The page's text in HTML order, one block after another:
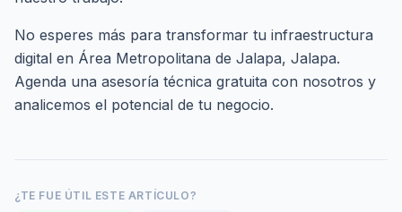
No esperes más para transformar tu infraestructura
digital en Área Metropolitana de Jalapa, Jalapa.
Agenda una asesoría técnica gratuita con nosotros y
analicemos el potencial de tu negocio.
¿TE FUE ÚTIL ESTE ARTÍCULO?